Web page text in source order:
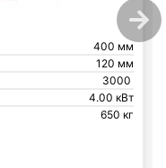
400 мм
120 мм
3000
4.00 кВт
650 кг